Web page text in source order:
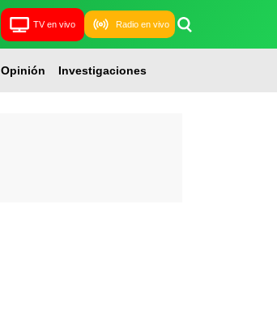
TV en vivo Radio en vivo
Opinión Investigaciones